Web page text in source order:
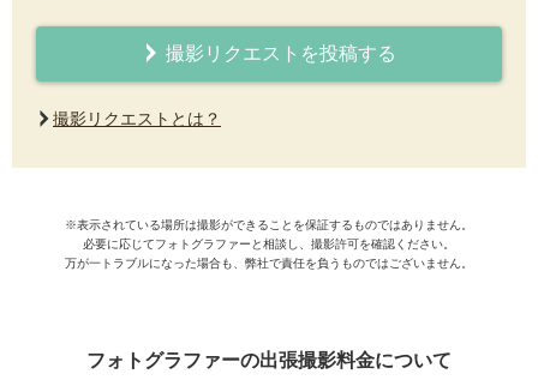
撮影リクエストを投稿する
撮影リクエストとは？
※表示されている場所は撮影ができることを保証するものではありません。
必要に応じてフォトグラファーと相談し、撮影許可を確認ください。
万が一トラブルになった場合も、弊社で責任を負うものではございません。
フォトグラファーの出張撮影料金について